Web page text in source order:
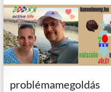
problémamegoldás